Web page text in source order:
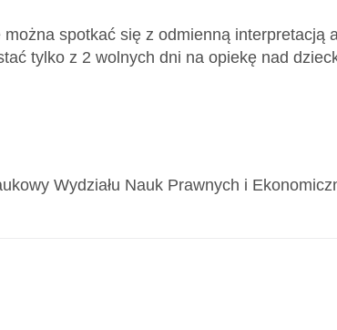
spotkać się z odmienną interpretacją
tylko z 2 wolnych dni na opiekę nad
Wydziału Nauk Prawnych i